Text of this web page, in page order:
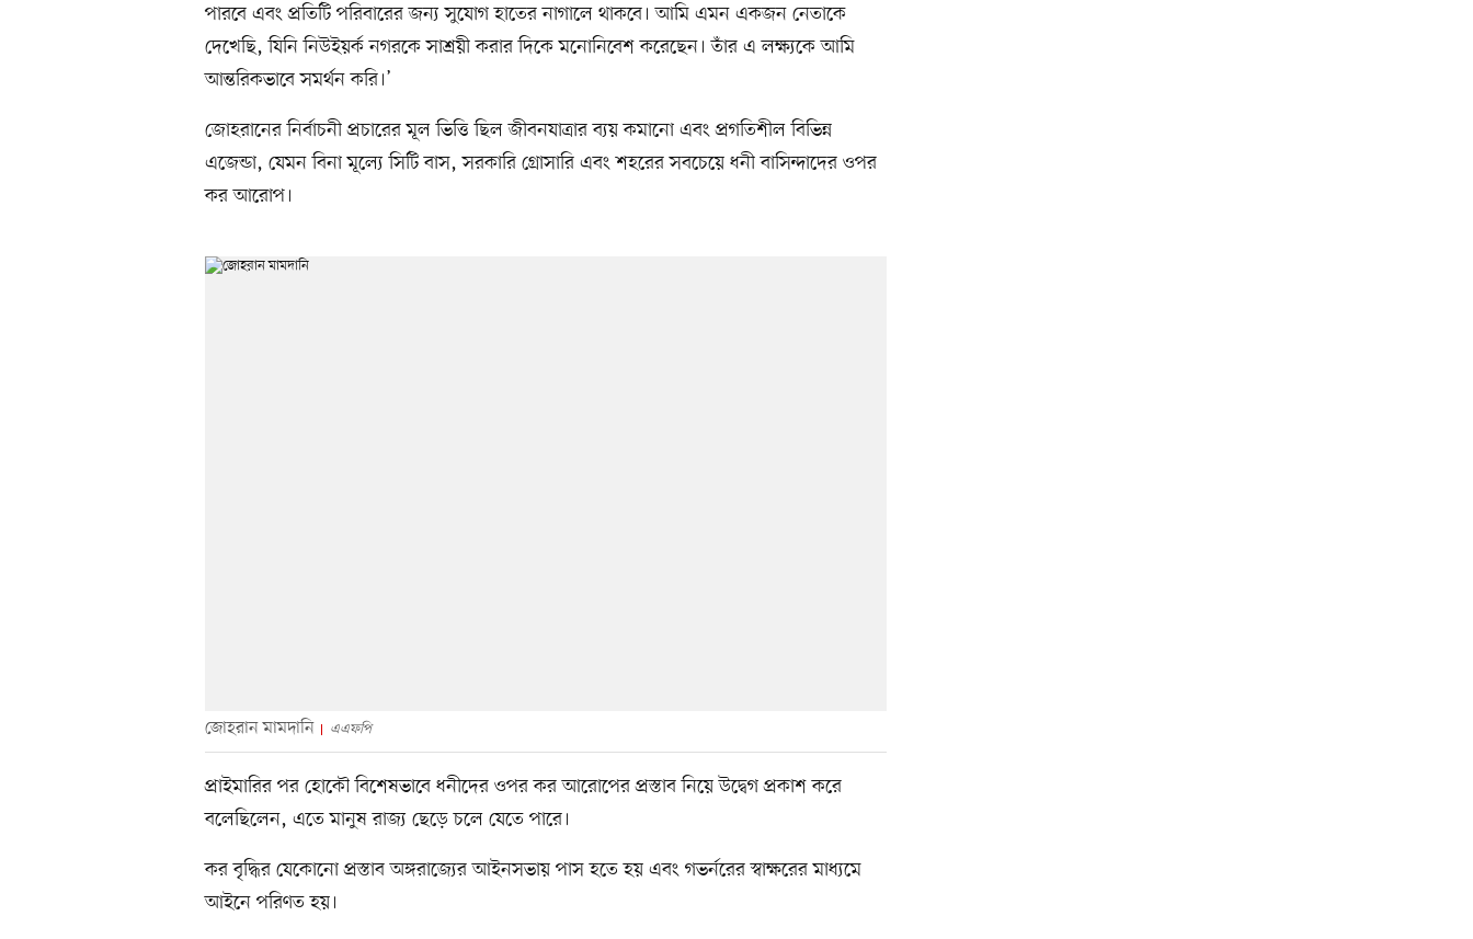
পারবে এবং প্রতিটি পরিবারের জন্য সুযোগ হাতের নাগালে থাকবে। আমি এমন একজন নেতাকে
দেখেছি, যিনি নিউইয়র্ক নগরকে সাশ্রয়ী করার দিকে মনোনিবেশ করেছেন। তাঁর এ লক্ষ্যকে আমি
আন্তরিকভাবে সমর্থন করি।’
জোহরানের নির্বাচনী প্রচারের মূল ভিত্তি ছিল জীবনযাত্রার ব্যয় কমানো এবং প্রগতিশীল বিভিন্ন
এজেন্ডা, যেমন বিনা মূল্যে সিটি বাস, সরকারি গ্রোসারি এবং শহরের সবচেয়ে ধনী বাসিন্দাদের ওপর
কর আরোপ।
জোহরান মামদানি এএফপি
প্রাইমারির পর হোকৌ বিশেষভাবে ধনীদের ওপর কর আরোপের প্রস্তাব নিয়ে উদ্বেগ প্রকাশ করে
বলেছিলেন, এতে মানুষ রাজ্য ছেড়ে চলে যেতে পারে।
কর বৃদ্ধির যেকোনো প্রস্তাব অঙ্গরাজ্যের আইনসভায় পাস হতে হয় এবং গভর্নরের স্বাক্ষরের মাধ্যমে
আইনে পরিণত হয়।